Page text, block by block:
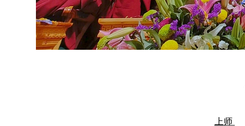
上师